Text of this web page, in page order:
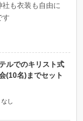
も衣装も自由に
す
ルでのキリスト式
(10名)までセット
し